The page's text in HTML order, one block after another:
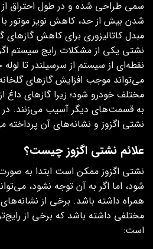
سمی طراحی شده و در طول احتراق از
شدن بیش از حد، کاهش نویز موتور
مبدل کاتالیزوری برای کاهش گازهای
نشتی یکی از مشکلات رایج سیستم
نقطه‌ای از سیستم از سرسیلندر تا
می‌تواند موجب افزایش گازهای
مختلف خودرو شود؛ زیرا گازهای
به قسمت‌های دیگر آسیب می‌زنند. در
نشتی اگزوز و نشانه‌های آن پرداخته
علائم نشتی اگزوز چیست؟
نشتی اگزوز ممکن است ابتدا به
شود، اما اگر به آن توجه نشود،
همراه داشته باشد. برخی از
مختلفی داشته باشد که برخی از
است: